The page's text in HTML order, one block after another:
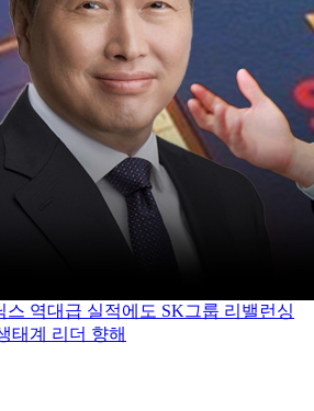
스 역대급 실적에도 SK그룹 리밸런싱
태계 리더 향해